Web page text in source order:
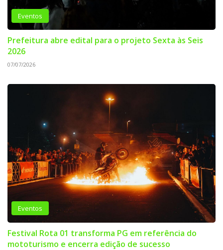
Eventos
Prefeitura abre edital para o projeto Sexta às Seis
2026
07/07/2026
Eventos
Festival Rota 01 transforma PG em referência do
mototurismo e encerra edição de sucesso